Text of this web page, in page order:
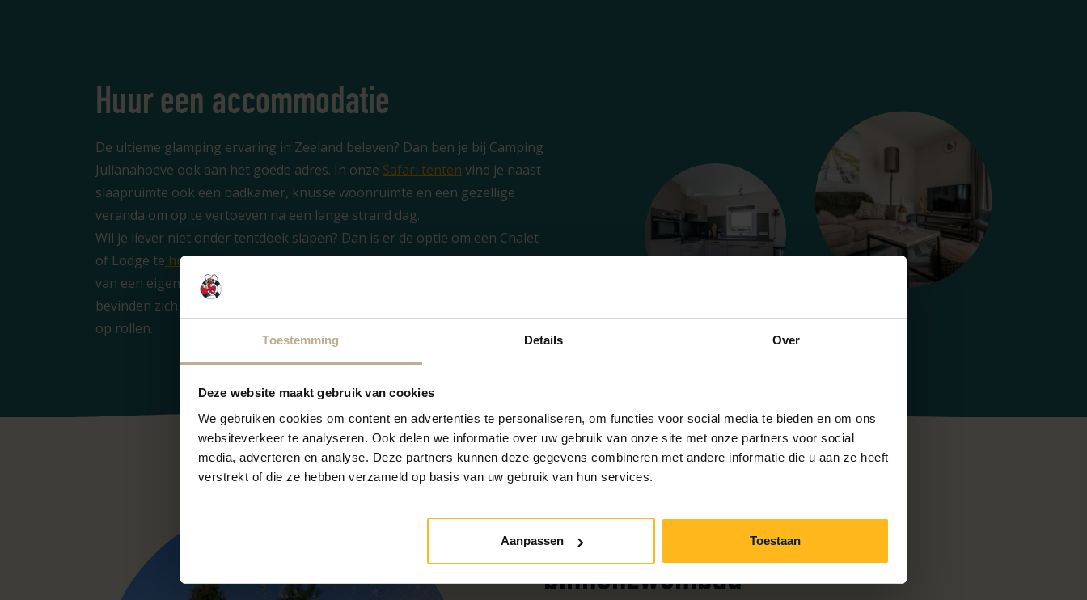
Toestemming Details Over
Deze website maakt gebruik van cookies
We gebruiken cookies om content en advertenties te personaliseren, om functies voor social media te bieden en om ons
websiteverkeer te analyseren. Ook delen we informatie over uw gebruik van onze site met onze partners voor social
media, adverteren en analyse. Deze partners kunnen deze gegevens combineren met andere informatie die u aan ze heeft
verstrekt of die ze hebben verzameld op basis van uw gebruik van hun services.
Aanpassen Toestaan
Huur een accommodatie
De ultieme glamping ervaring in Zeeland beleven? Dan ben je bij Camping
Julianahoeve ook aan het goede adres. In onze Safari tenten vind je naast
slaapruimte ook een badkamer, knusse woonruimte en een gezellige
veranda om op te vertoeven na een lange strand dag.
Wil je liever niet onder tentdoek slapen? Dan is er de optie om een Chalet
of Lodge te hurenop deze luxe camping in Zeeland. Deze zijn voorzien
van een eigen badkamer, keuken, woonkamer en terras. Sommige chalets
bevinden zich bijna direct aan strand. Zo kan je vanuit je bed het strand
op rollen.
5 sterren camping met
binnenzwembad